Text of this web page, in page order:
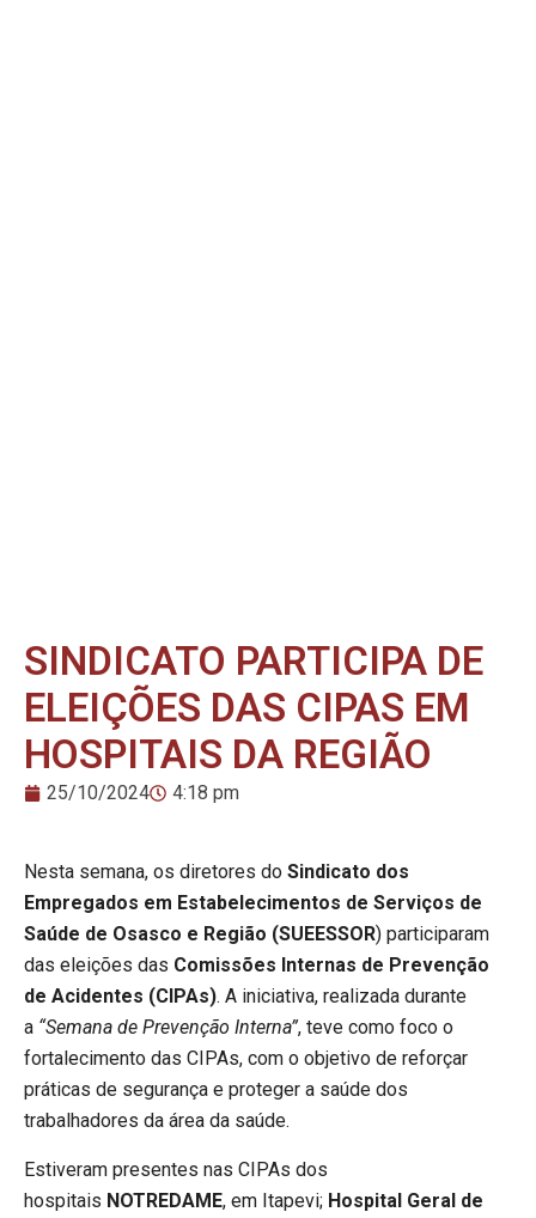
SINDICATO PARTICIPA DE
ELEIÇÕES DAS CIPAS EM
HOSPITAIS DA REGIÃO
25/10/2024 4:18 pm
Nesta semana, os diretores do Sindicato dos
Empregados em Estabelecimentos de Serviços de
Saúde de Osasco e Região (SUEESSOR) participaram
das eleições das Comissões Internas de Prevenção
de Acidentes (CIPAs). A iniciativa, realizada durante
a “Semana de Prevenção Interna”, teve como foco o
fortalecimento das CIPAs, com o objetivo de reforçar
práticas de segurança e proteger a saúde dos
trabalhadores da área da saúde.
Estiveram presentes nas CIPAs dos
hospitais NOTREDAME, em Itapevi; Hospital Geral de